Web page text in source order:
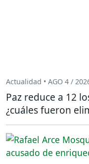
Actualidad • AGO 4 /
Paz reduce a 12
¿cuáles fueron